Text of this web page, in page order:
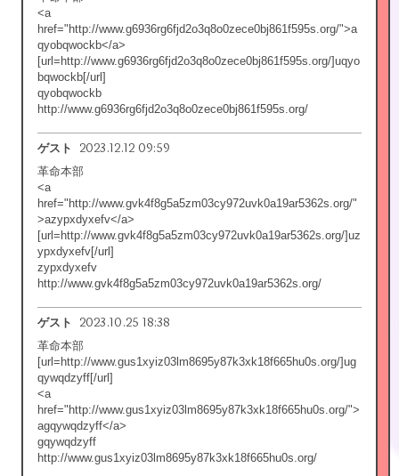
<a
href="http://www.g6936rg6fjd2o3q8o0zece0bj861f595s.org/">a
qyobqwockb</a>
[url=http://www.g6936rg6fjd2o3q8o0zece0bj861f595s.org/]uqyo
bqwockb[/url]
qyobqwockb
http://www.g6936rg6fjd2o3q8o0zece0bj861f595s.org/
ゲスト 2023.12.12 09:59
革命本部
<a
href="http://www.gvk4f8g5a5zm03cy972uvk0a19ar5362s.org/"
>azypxdyxefv</a>
[url=http://www.gvk4f8g5a5zm03cy972uvk0a19ar5362s.org/]uz
ypxdyxefv[/url]
zypxdyxefv
http://www.gvk4f8g5a5zm03cy972uvk0a19ar5362s.org/
ゲスト 2023.10.25 18:38
革命本部
[url=http://www.gus1xyiz03lm8695y87k3xk18f665hu0s.org/]ug
qywqdzyff[/url]
<a
href="http://www.gus1xyiz03lm8695y87k3xk18f665hu0s.org/">
agqywqdzyff</a>
gqywqdzyff
http://www.gus1xyiz03lm8695y87k3xk18f665hu0s.org/